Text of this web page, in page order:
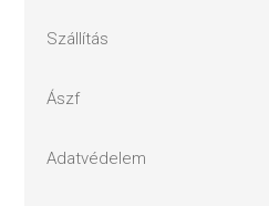
szállítás
ászf
adatvédelem